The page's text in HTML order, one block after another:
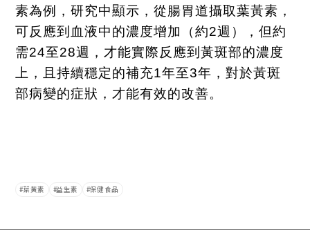
素為例，研究中顯示 ，從腸胃道攝取葉黃素，
可反應到血液中的濃度增加（約2週），但約
需24至28週，才能實際反應到黃斑部的濃度
上，且持續穩定的補充1年至3年，對於黃斑
部病變的症狀，才能有效的改善。
葉黃素 益生素 保健食品